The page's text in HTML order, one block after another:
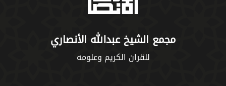
مجمع الشيخ عبدالله الأنصاري
للقران الكريم وعلومه